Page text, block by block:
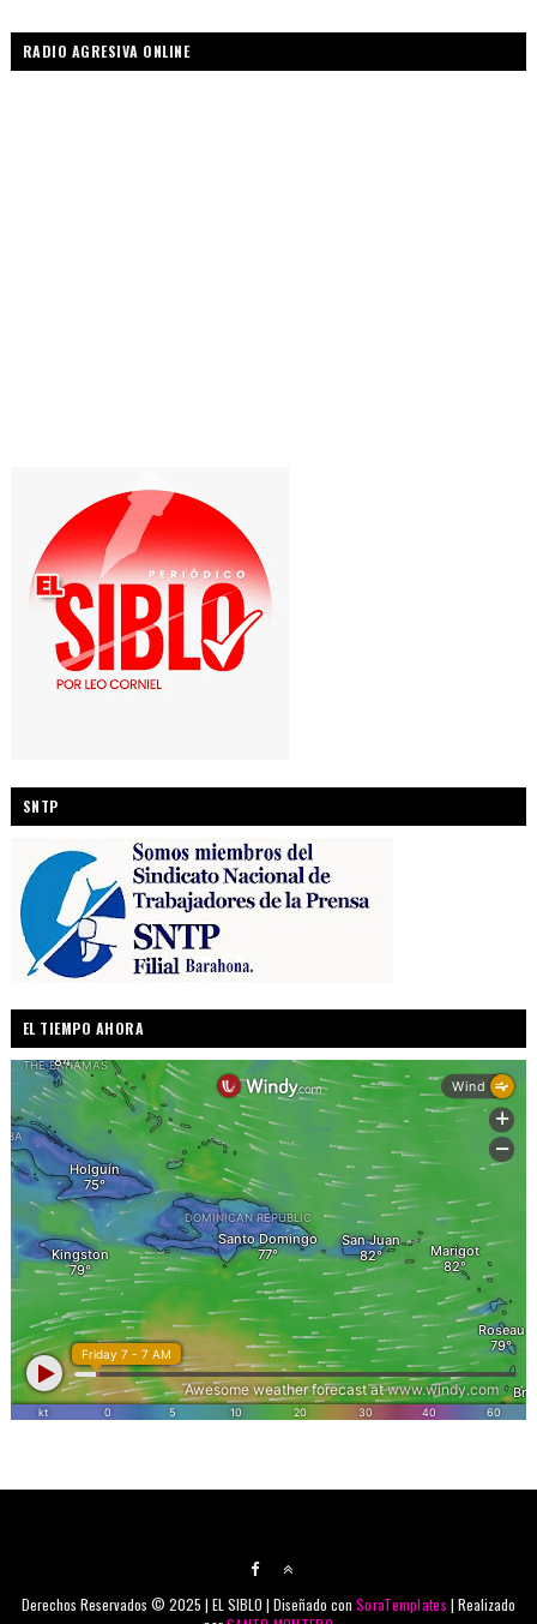
RADIO AGRESIVA ONLINE
SNTP
EL TIEMPO AHORA
Derechos Reservados © 2025 | EL SIBLO | Diseñado conSoraTemplates | Realizado